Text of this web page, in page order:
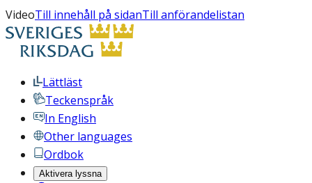
VideoTill innehåll på sidanTill anförandelistan
Lättläst
Teckenspråk
In English
Other languages
Ordbok
Aktivera lyssna